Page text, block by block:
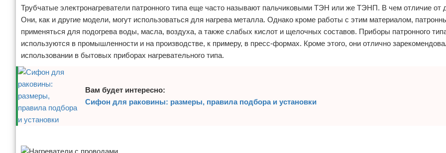
Коммунальные услуги
Сантехника
Безопасность
Стройматериалы
Разное
Трубчатые электронагреватели патронного типа еще часто называют пальчиковыми ТЭН или же ТЭНП. В чем отличие от
Они, как и другие модели, могут использоваться для нагрева металла. Однако кроме работы с этим материалом,
применяться для подогрева воды, масла, воздуха, а также слабых кислот и щелочных составов. Приборы патронного
используются в промышленности и на производстве, к примеру, в пресс-формах. Кроме этого, они отлично
использовании в бытовых приборах нагревательного типа.
Вам будет интересно:
Сифон для раковины: размеры, правила подбора и установки